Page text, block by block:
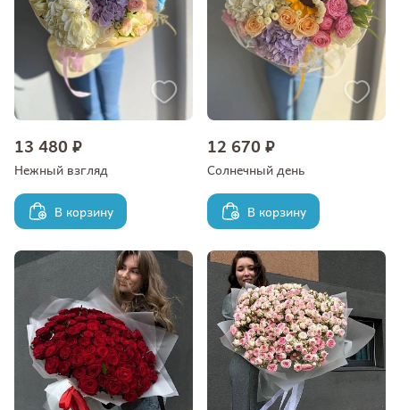
13 480 ₽
Нежный взгляд
В корзину
12 670 ₽
Солнечный день
В корзину